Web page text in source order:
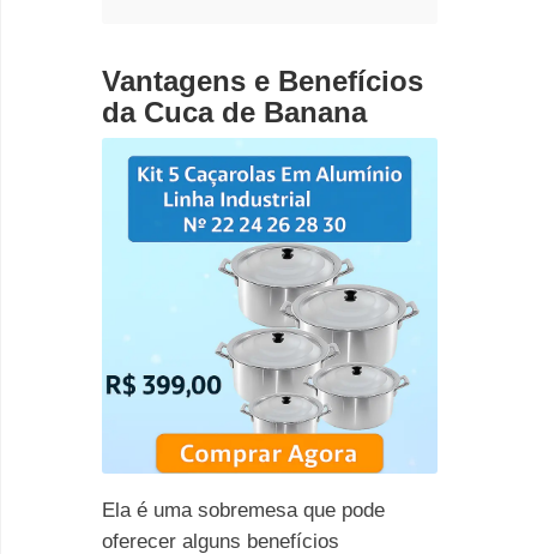
Vantagens e Benefícios
da Cuca de Banana
Ela é uma sobremesa que pode
oferecer alguns benefícios